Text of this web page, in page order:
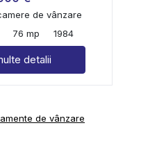
de vânzare
76 mp 1984
detalii
de vânzare